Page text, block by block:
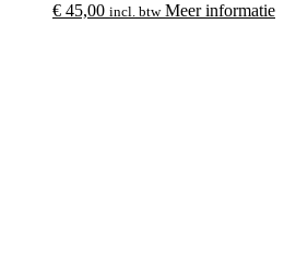
€ 45,00 incl. btw Meer informatie